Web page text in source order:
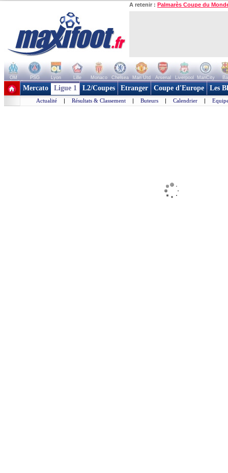
A retenir : Palmarès Coupe du
OM PSG Lyon Lille Monaco Chelsea Man Utd Arsenal Liverpool ManCity
+ de clubs
Mercato Ligue 1 L2/Coupes Etranger Coupe d'Europe Les
Actualité | Résultats & Classement | Buteurs | Calendrier |